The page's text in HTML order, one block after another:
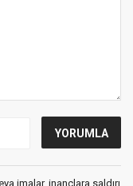
imalar, inançlara saldırı